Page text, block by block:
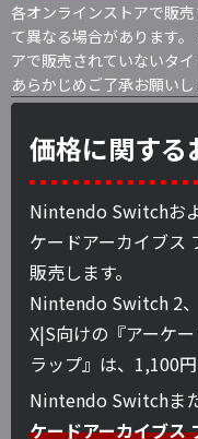
各オンラインストアで販
て異なる場合があります
アで販売されていないタ
あらかじめご了承お願いし
価格に関する
Nintendo Switchお
ケードアーカイブス
販売します。
Nintendo Switch 2
X|S向けの『アーケ
ラップ』は、1,100円
Nintendo Switchま
ケードアーカイブス